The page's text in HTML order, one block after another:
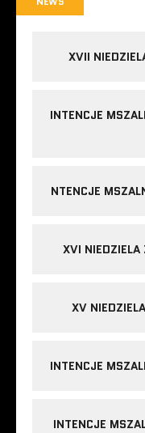
XVII
INTENCJE
NTENCJE
XVI
XV
INTENCJE
INTENCJE